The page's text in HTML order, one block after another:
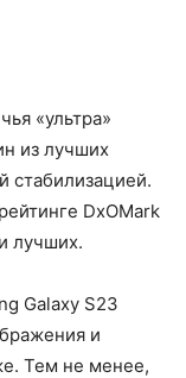
«ультра»
из лучших
стабилизацией.
DxOMark
лучших.
Galaxy S23
и
Тем не менее,